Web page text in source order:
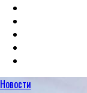
Новости